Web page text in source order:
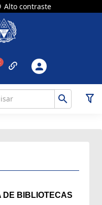
Alto contraste